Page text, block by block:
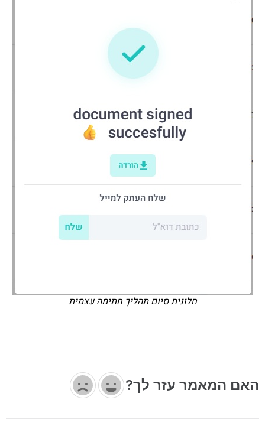
חלונית סיום תהליך חתימה עצמית
האם המאמר עזר לך?